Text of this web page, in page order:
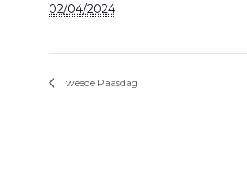
02/04/2024
Tweede Paasdag